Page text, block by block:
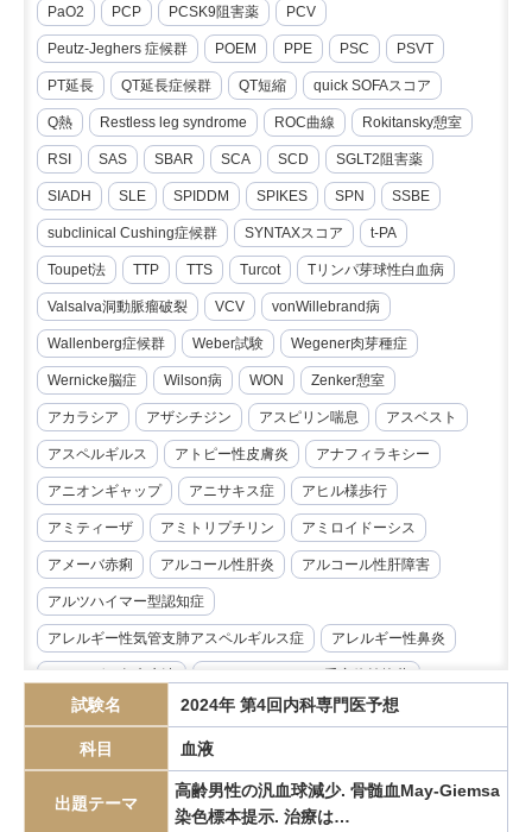
PaO2 PCP PCSK9阻害薬 PCV
Peutz-Jeghers 症候群 POEM PPE PSC PSVT
PT延長 QT延長症候群 QT短縮 quick SOFAスコア
Q熱 Restless leg syndrome ROC曲線 Rokitansky憩室
RSI SAS SBAR SCA SCD SGLT2阻害薬
SIADH SLE SPIDDM SPIKES SPN SSBE
subclinical Cushing症候群 SYNTAXスコア t-PA
Toupet法 TTP TTS Turcot Tリンパ芽球性白血病
Valsalva洞動脈瘤破裂 VCV vonWillebrand病
Wallenberg症候群 Weber試験 Wegener肉芽種症
Wernicke脳症 Wilson病 WON Zenker憩室
アカラシア アザシチジン アスピリン喘息 アスベスト
アスペルギルス アトピー性皮膚炎 アナフィラキシー
アニオンギャップ アニサキス症 アヒル様歩行
アミティーザ アミトリプチリン アミロイドーシス
アメーバ赤痢 アルコール性肝炎 アルコール性肝障害
アルツハイマー型認知症
アレルギー性気管支肺アスペルギルス症 アレルギー性鼻炎
イマチニブ インスリノーマ インピーダンス試験
インフリキシマブ エクリズマブ
エリスロポエチン エルシニア腸炎
エロビキシバット オレキシン
試験名 2024年 第4回内科専門医予想
科目 血液
出題テーマ
高齢男性の汎血球減少. 骨髄血May-Giemsa
染色標本提示. 治療は…